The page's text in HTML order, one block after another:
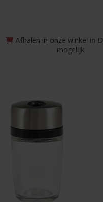
Afhalen in onze winkel in
mogelijk